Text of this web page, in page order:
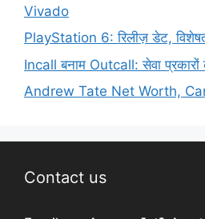
Vivado
PlayStation 6: रिलीज़ डेट,
Incall बनाम Outcall: सेवा
Andrew Tate Net Worth,
Contact us